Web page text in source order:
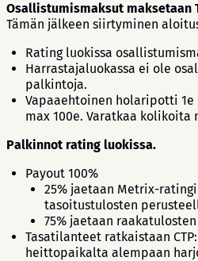
Osallistumismaksut maksetaan
Tämän jälkeen siirtyminen
Rating luokissa
Harrastajaluokassa ei ole
palkintoja.
Vapaaehtoinen holaripotti
max 100e. Varatkaa kolikoita
Palkinnot rating luokissa.
Payout 100%
25% jaetaan Metrix-
tasoitustulosten
75% jaetaan
Tasatilanteet ratkaistaan
heittopaikalta alempaan